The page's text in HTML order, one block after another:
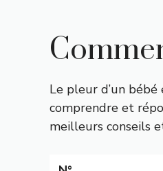
Le pleur d’un
comprendre et
meilleurs conseils